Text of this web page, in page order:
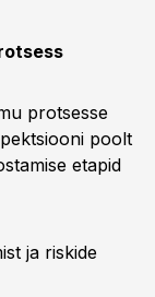
protsesse
poolt
etapid
ja riskide